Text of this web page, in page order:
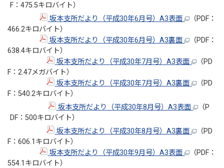
F：475.5キロバイト）
坂本支所だより（平成30年6月号）A3表面
（PDF：
466.2キロバイト）
坂本支所だより（平成30年6月号）A3裏面
（PDF：
638.4キロバイト）
坂本支所だより（平成30年7月号）A3表面
（PD
F：2.47メガバイト）
坂本支所だより（平成30年7月号）A3裏面
（PD
F：540.2キロバイト）
坂本支所だより（平成30年8月号）A3表面
（P
DF：500キロバイト）
坂本支所だより（平成30年8月号）A3裏面
（PD
F：606.1キロバイト）
坂本支所だより（平成30年9月号）A3表面
（PDF：
554.1キロバイト）